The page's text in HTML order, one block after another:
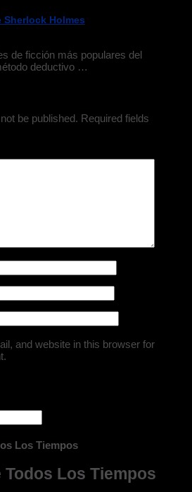
Sherlock Holmes
de ficción más populares del
deductivo …
be published. Required fields
and website in this browser for
Los Tiempos
Todos Los Tiempos